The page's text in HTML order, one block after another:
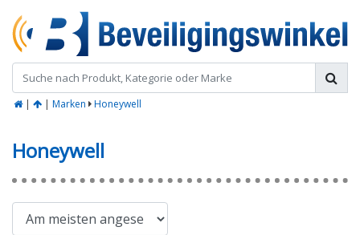
| | Marken Honeywell
Honeywell